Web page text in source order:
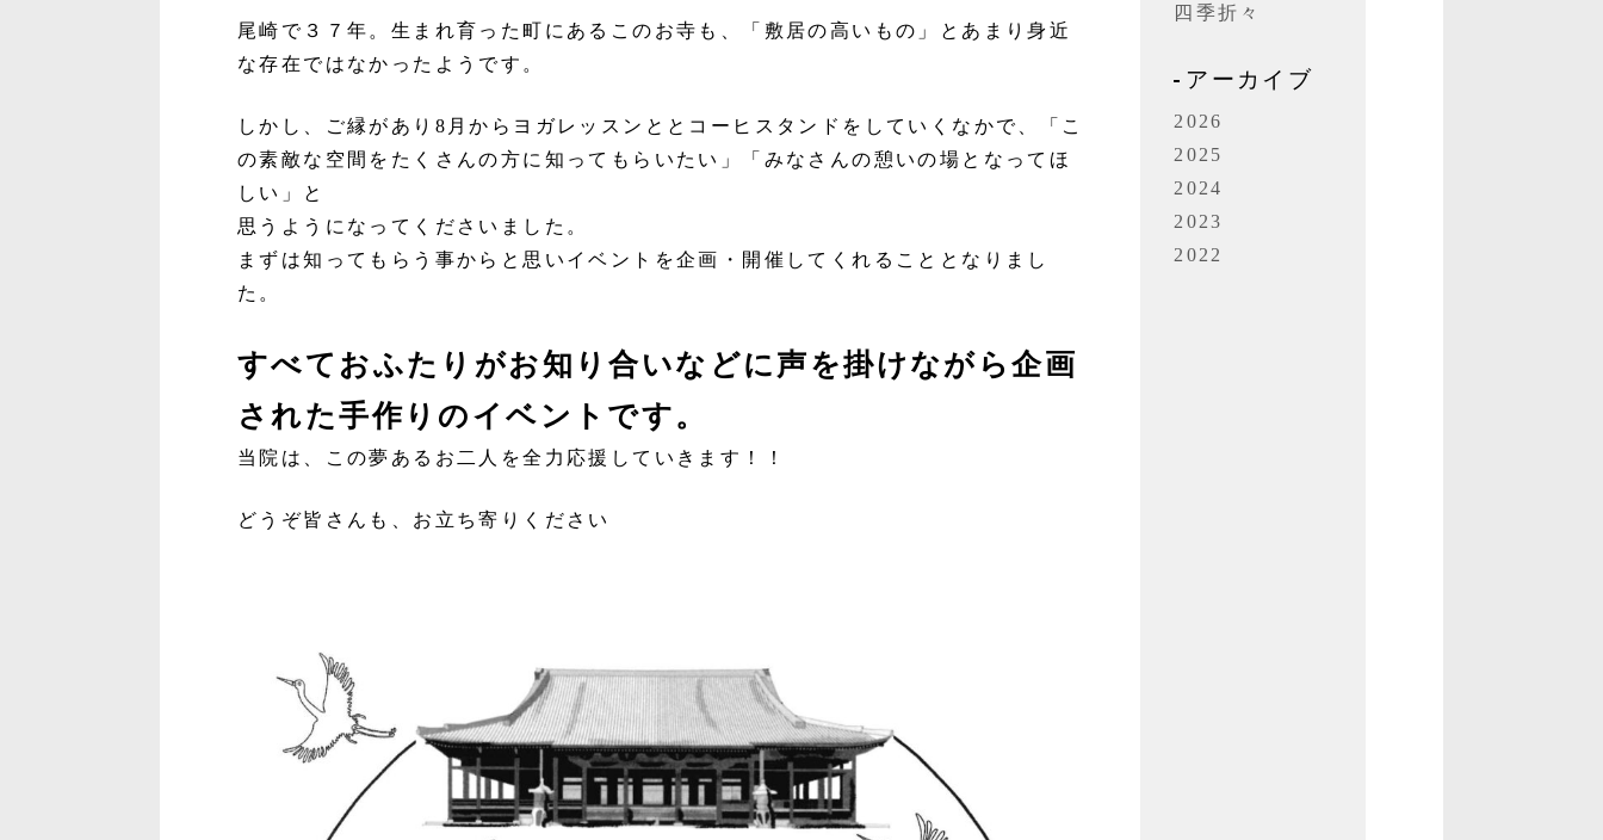
尾崎で３７年。生まれ育った町にあるこのお寺も、「敷居の高いもの」とあまり身近
な存在ではなかったようです。
しかし、ご縁があり8月からヨガレッスンととコーヒスタンドをしていくなかで、「こ
の素敵な空間をたくさんの方に知ってもらいたい」「みなさんの憩いの場となってほ
しい」と
思うようになってくださいました。
まずは知ってもらう事からと思いイベントを企画・開催してくれることとなりまし
た。
すべておふたりがお知り合いなどに声を掛けながら企画
された手作りのイベントです。
当院は、この夢あるお二人を全力応援していきます！！
どうぞ皆さんも、お立ち寄りください
四季折々
アーカイブ
2026
2025
2024
2023
2022